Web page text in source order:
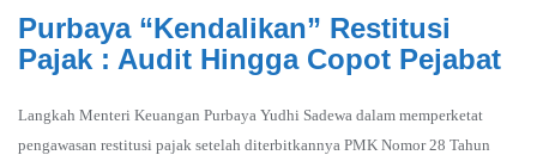
Purbaya “Kendalikan” Restitusi
Pajak : Audit Hingga Copot Pejabat
Langkah Menteri Keuangan Purbaya Yudhi Sadewa dalam memperketat
pengawasan restitusi pajak setelah diterbitkannya PMK Nomor 28 Tahun